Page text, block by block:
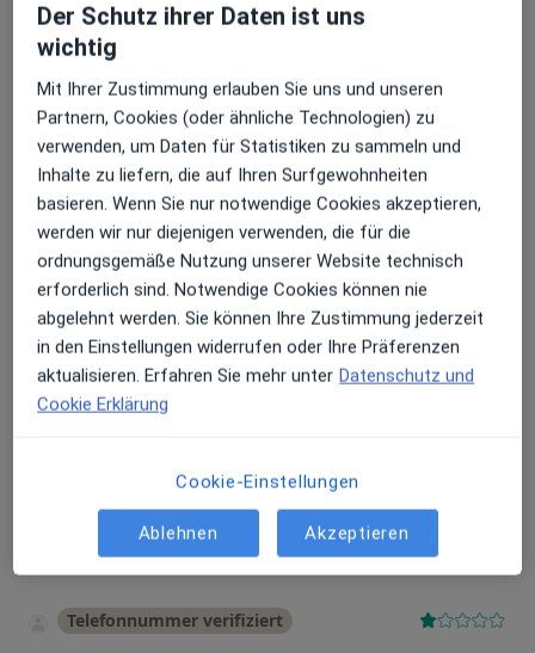
Bewerten
31 Bewertungen
Jede einzelne Bewertungen ist wichtig. Wir
prüfen und moderieren Bewertungen
gemäß unserer Richtlinien. Erfahren Sie
mehr über Bewertungen und wie wir
Sterne berechnen unterMehr erfahrenMehr
Bewertungen durchsuchen
Telefonnummer verifiziert
Der Schutz ihrer Daten ist uns
wichtig
Mit Ihrer Zustimmung erlauben Sie uns und unseren
Partnern, Cookies (oder ähnliche Technologien) zu
verwenden, um Daten für Statistiken zu sammeln und
Inhalte zu liefern, die auf Ihren Surfgewohnheiten
basieren. Wenn Sie nur notwendige Cookies akzeptieren,
werden wir nur diejenigen verwenden, die für die
ordnungsgemäße Nutzung unserer Website technisch
erforderlich sind. Notwendige Cookies können nie
abgelehnt werden. Sie können Ihre Zustimmung jederzeit
in den Einstellungen widerrufen oder Ihre Präferenzen
aktualisieren. Erfahren Sie mehr unter Datenschutz und
Cookie Erklärung
Cookie-Einstellungen
Ablehnen Akzeptieren